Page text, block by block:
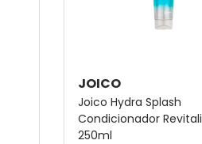
JOICO
Joico Hydra Splash
Condicionador
250ml